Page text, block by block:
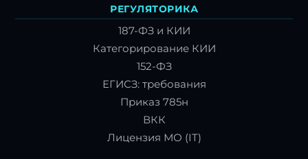
РЕГУЛЯТОРИКА
187-ФЗ и КИИ
Категорирование КИИ
152-ФЗ
ЕГИСЗ: требования
Приказ 785н
ВКК
Лицензия МО (IT)